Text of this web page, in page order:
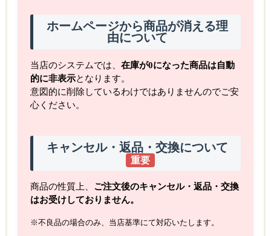
ホームページから商品が消える理
由について
当店のシステムでは、 在庫が0になった商品は自動
的に非表示となります。
意図的に削除しているわけではありませんのでご安
心ください。
キャンセル・返品・交換について
重要
商品の性質上、 ご注文後のキャンセル・返品・交換
はお受けしておりません。
※不良品の場合のみ、当店基準にて対応いたします。